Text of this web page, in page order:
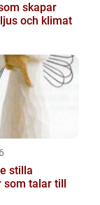
skapar
och klimat
talar till